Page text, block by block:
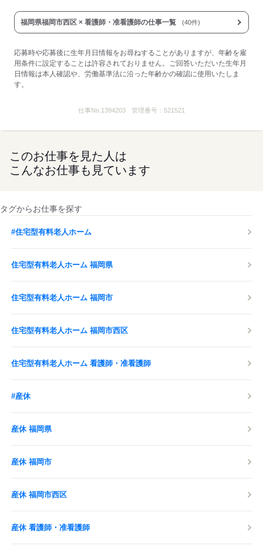
福岡県福岡市西区 × 看護師・准看護師の仕事一覧 (40件)
応募時や応募後に生年月日情報をお尋ねすることがありますが、年齢を雇
用条件に設定することは許容されておりません。ご回答いただいた生年月
日情報は本人確認や、労働基準法に沿った年齢かの確認に使用いたしま
す。
仕事No. 1394203 管理番号： 521521
このお仕事を見た人は
こんなお仕事も見ています
タグからお仕事を探す
#住宅型有料老人ホーム
住宅型有料老人ホーム 福岡県
住宅型有料老人ホーム 福岡市
住宅型有料老人ホーム 福岡市西区
住宅型有料老人ホーム 看護師・准看護師
#産休
産休 福岡県
産休 福岡市
産休 福岡市西区
産休 看護師・准看護師